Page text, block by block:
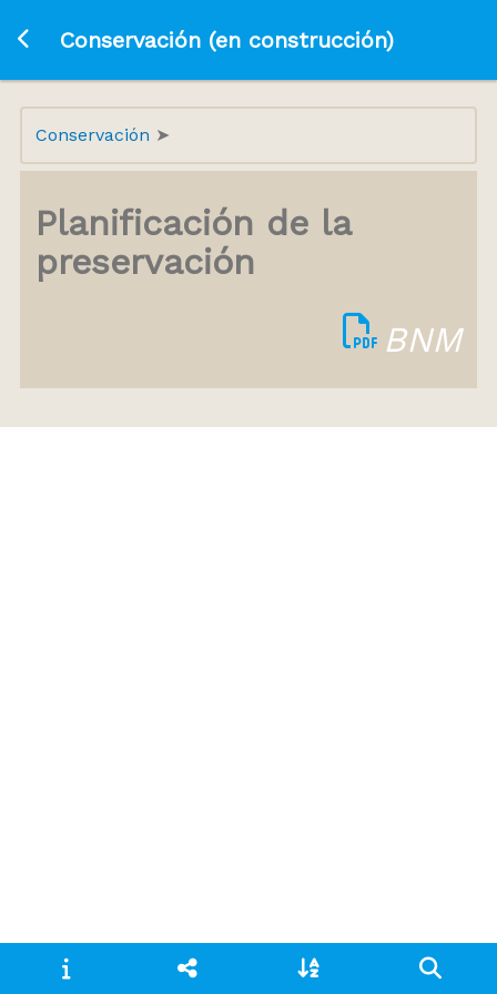
Ir a la página principal
Conservación (en construcción)
Conservación
Planificación de la
preservación
BNM